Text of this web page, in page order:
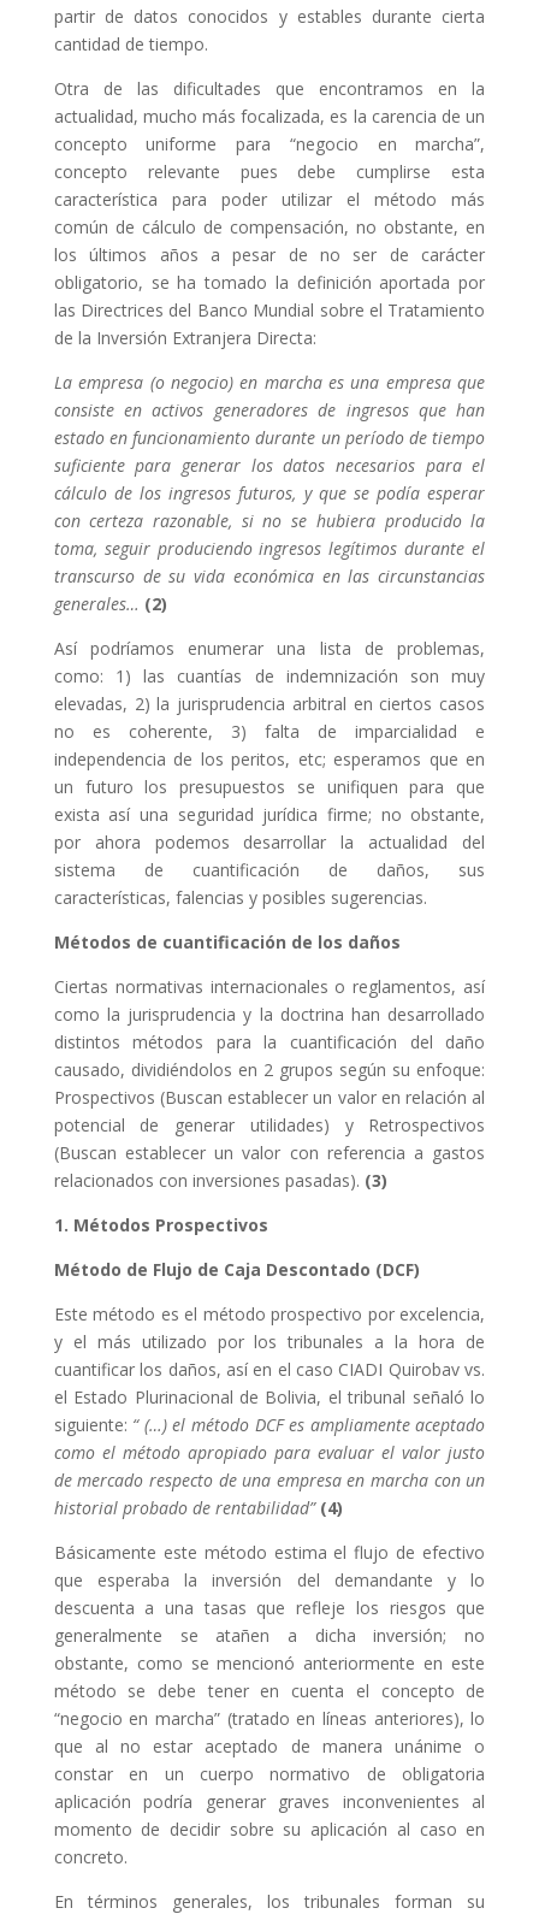
partir de datos conocidos y estables durante cierta
cantidad de tiempo.
Otra de las dificultades que encontramos en la
actualidad, mucho más focalizada, es la carencia de un
concepto uniforme para “negocio en marcha”,
concepto relevante pues debe cumplirse esta
característica para poder utilizar el método más
común de cálculo de compensación, no obstante, en
los últimos años a pesar de no ser de carácter
obligatorio, se ha tomado la definición aportada por
las Directrices del Banco Mundial sobre el Tratamiento
de la Inversión Extranjera Directa:
La empresa (o negocio) en marcha es una empresa que
consiste en activos generadores de ingresos que han
estado en funcionamiento durante un período de tiempo
suficiente para generar los datos necesarios para el
cálculo de los ingresos futuros, y que se podía esperar
con certeza razonable, si no se hubiera producido la
toma, seguir produciendo ingresos legítimos durante el
transcurso de su vida económica en las circunstancias
generales… (2)
Así podríamos enumerar una lista de problemas,
como: 1) las cuantías de indemnización son muy
elevadas, 2) la jurisprudencia arbitral en ciertos casos
no es coherente, 3) falta de imparcialidad e
independencia de los peritos, etc; esperamos que en
un futuro los presupuestos se unifiquen para que
exista así una seguridad jurídica firme; no obstante,
por ahora podemos desarrollar la actualidad del
sistema de cuantificación de daños, sus
características, falencias y posibles sugerencias.
Métodos de cuantificación de los daños
Ciertas normativas internacionales o reglamentos, así
como la jurisprudencia y la doctrina han desarrollado
distintos métodos para la cuantificación del daño
causado, dividiéndolos en 2 grupos según su enfoque:
Prospectivos (Buscan establecer un valor en relación al
potencial de generar utilidades) y Retrospectivos
(Buscan establecer un valor con referencia a gastos
relacionados con inversiones pasadas). (3)
1. Métodos Prospectivos
Método de Flujo de Caja Descontado (DCF)
Este método es el método prospectivo por excelencia,
y el más utilizado por los tribunales a la hora de
cuantificar los daños, así en el caso CIADI Quirobav vs.
el Estado Plurinacional de Bolivia, el tribunal señaló lo
siguiente: “ (…) el método DCF es ampliamente aceptado
como el método apropiado para evaluar el valor justo
de mercado respecto de una empresa en marcha con un
historial probado de rentabilidad” (4)
Básicamente este método estima el flujo de efectivo
que esperaba la inversión del demandante y lo
descuenta a una tasas que refleje los riesgos que
generalmente se atañen a dicha inversión; no
obstante, como se mencionó anteriormente en este
método se debe tener en cuenta el concepto de
“negocio en marcha” (tratado en líneas anteriores), lo
que al no estar aceptado de manera unánime o
constar en un cuerpo normativo de obligatoria
aplicación podría generar graves inconvenientes al
momento de decidir sobre su aplicación al caso en
concreto.
En términos generales, los tribunales forman su